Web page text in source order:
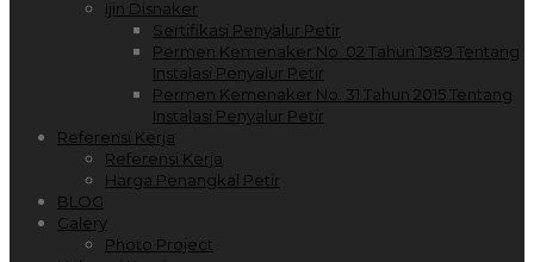
Ijin Disnaker
Sertifikasi Penyalur Petir
Permen Kemenaker No. 02 Tahun 1989 Tentang
Instalasi Penyalur Petir
Permen Kemenaker No. 31 Tahun 2015 Tentang
Instalasi Penyalur Petir
Referensi Kerja
Referensi Kerja
Harga Penangkal Petir
BLOG
Galery
Photo Project